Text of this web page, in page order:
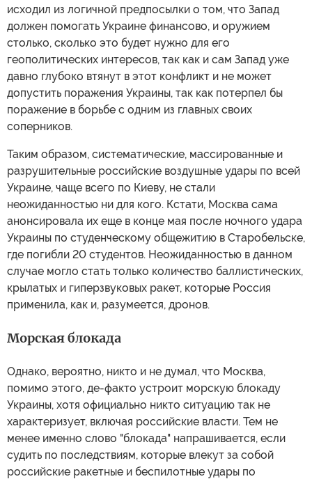
исходил из логичной предпосылки о том, что Запад
должен помогать Украине финансово, и оружием
столько, сколько это будет нужно для его
геополитических интересов, так как и сам Запад уже
давно глубоко втянут в этот конфликт и не может
допустить поражения Украины, так как потерпел бы
поражение в борьбе с одним из главных своих
соперников.
Таким образом, систематические, массированные и
разрушительные российские воздушные удары по всей
Украине, чаще всего по Киеву, не стали
неожиданностью ни для кого. Кстати, Москва сама
анонсировала их еще в конце мая после ночного удара
Украины по студенческому общежитию в Старобельске,
где погибли 20 студентов. Неожиданностью в данном
случае могло стать только количество баллистических,
крылатых и гиперзвуковых ракет, которые Россия
применила, как и, разумеется, дронов.
Морская блокада
Однако, вероятно, никто и не думал, что Москва,
помимо этого, де-факто устроит морскую блокаду
Украины, хотя официально никто ситуацию так не
характеризует, включая российские власти. Тем не
менее именно слово "блокада" напрашивается, если
судить по последствиям, которые влекут за собой
российские ракетные и беспилотные удары по